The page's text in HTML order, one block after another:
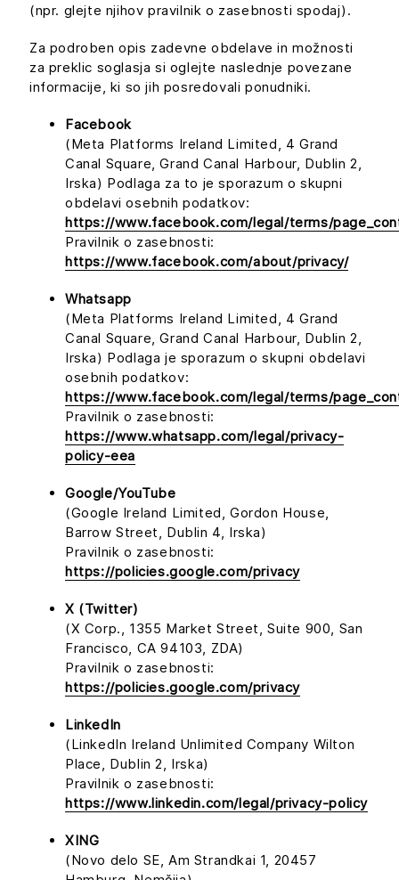
(npr. glejte njihov pravilnik o zasebnosti spodaj).
Za podroben opis zadevne obdelave in možnosti
za preklic soglasja si oglejte naslednje povezane
informacije, ki so jih posredovali ponudniki.
Facebook
(Meta Platforms Ireland Limited, 4 Grand
Canal Square, Grand Canal Harbour, Dublin 2,
Irska) Podlaga za to je sporazum o skupni
obdelavi osebnih podatkov:
https://www.facebook.com/legal/terms/
Pravilnik o zasebnosti:
https://www.facebook.com/about/privacy/
Whatsapp
(Meta Platforms Ireland Limited, 4 Grand
Canal Square, Grand Canal Harbour, Dublin 2,
Irska) Podlaga je sporazum o skupni obdelavi
osebnih podatkov:
https://www.facebook.com/legal/terms/
Pravilnik o zasebnosti:
https://www.whatsapp.com/legal/privacy-
policy-eea
Google/YouTube
(Google Ireland Limited, Gordon House,
Barrow Street, Dublin 4, Irska)
Pravilnik o zasebnosti:
https://policies.google.com/privacy
X (Twitter)
(X Corp., 1355 Market Street, Suite 900, San
Francisco, CA 94103, ZDA)
Pravilnik o zasebnosti:
https://policies.google.com/privacy
LinkedIn
(LinkedIn Ireland Unlimited Company Wilton
Place, Dublin 2, Irska)
Pravilnik o zasebnosti:
https://www.linkedin.com/legal/privacy-policy
XING
(Novo delo SE, Am Strandkai 1, 20457